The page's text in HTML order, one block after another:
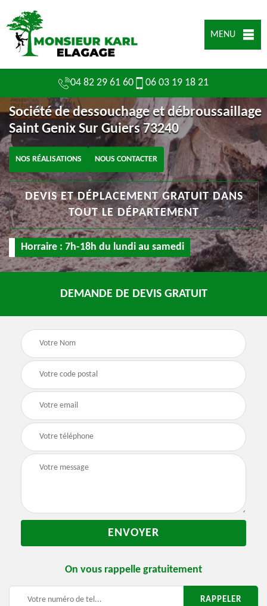
MENU
04 82 29 61 60 06 03 19 18 21
Société de dessouchage et débroussaillage
Saint Genix Sur Guiers 73240
NOS RÉALISATIONS NOUS CONTACTER
DEVIS ET DÉPLACEMENT GRATUIT DANS
TOUT LE DÉPARTEMENT
Horraire : 7h-18h du lundi au samedi
DEMANDE DE DEVIS GRATUIT
On vous rappelle gratuitement